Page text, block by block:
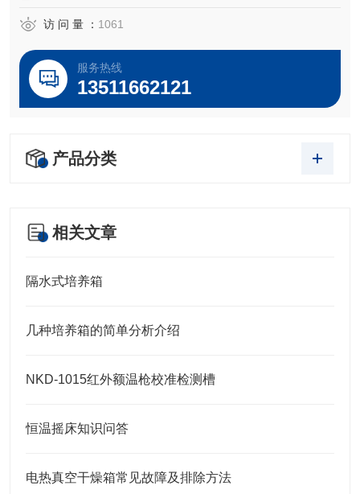
访 问 量 ： 1061
服务热线
13511662121
产品分类
相关文章
隔水式培养箱
几种培养箱的简单分析介绍
NKD-1015红外额温枪校准检测槽
恒温摇床知识问答
电热真空干燥箱常见故障及排除方法